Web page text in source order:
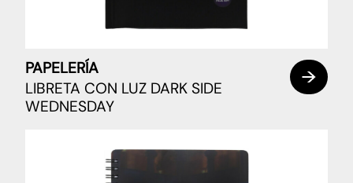
PAPELERÍA
LIBRETA CON LUZ DARK SIDE
WEDNESDAY